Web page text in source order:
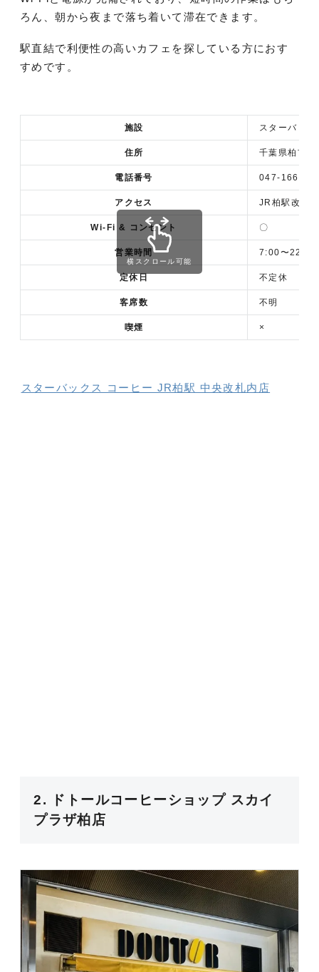
ろん、朝から夜まで落ち着いて滞在できます。
駅直結で利便性の高いカフェを探している方におす
すめです。
施設 スターバッ
住所 千葉県柏市
電話番号 047-166-
アクセス JR柏駅改札内
Wi-Fi & コンセント 〇
営業時間 7:00〜22:00
定休日 不定休
客席数 不明
喫煙 ×
横スクロール可能
スターバックス コーヒー JR柏駅 中央改札内店
2. ドトールコーヒーショップ スカイ
プラザ柏店